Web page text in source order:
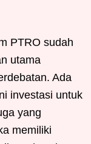
PTRO sudah
utama
Ada
investasi untuk
yang
memiliki